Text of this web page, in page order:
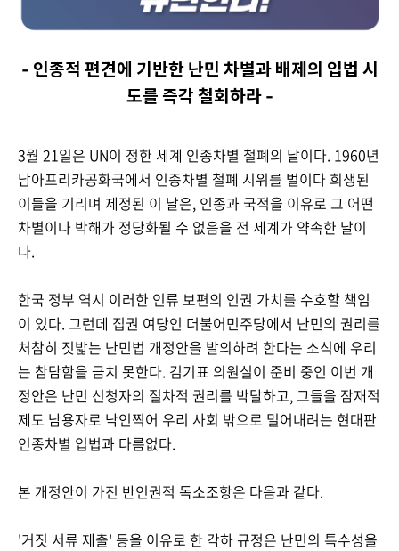
- 인종적 편견에 기반한 난민 차별과 배제의 입법 시
도를 즉각 철회하라 -
3월 21일은 UN이 정한 세계 인종차별 철폐의 날이다. 1960년
남아프리카공화국에서 인종차별 철폐 시위를 벌이다 희생된
이들을 기리며 제정된 이 날은, 인종과 국적을 이유로 그 어떤
차별이나 박해가 정당화될 수 없음을 전 세계가 약속한 날이
다.
한국 정부 역시 이러한 인류 보편의 인권 가치를 수호할 책임
이 있다. 그런데 집권 여당인 더불어민주당에서 난민의 권리를
처참히 짓밟는 난민법 개정안을 발의하려 한다는 소식에 우리
는 참담함을 금치 못한다. 김기표 의원실이 준비 중인 이번 개
정안은 난민 신청자의 절차적 권리를 박탈하고, 그들을 잠재적
제도 남용자로 낙인찍어 우리 사회 밖으로 밀어내려는 현대판
인종차별 입법과 다름없다.
본 개정안이 가진 반인권적 독소조항은 다음과 같다.
'거짓 서류 제출' 등을 이유로 한 각하 규정은 난민의 특수성을